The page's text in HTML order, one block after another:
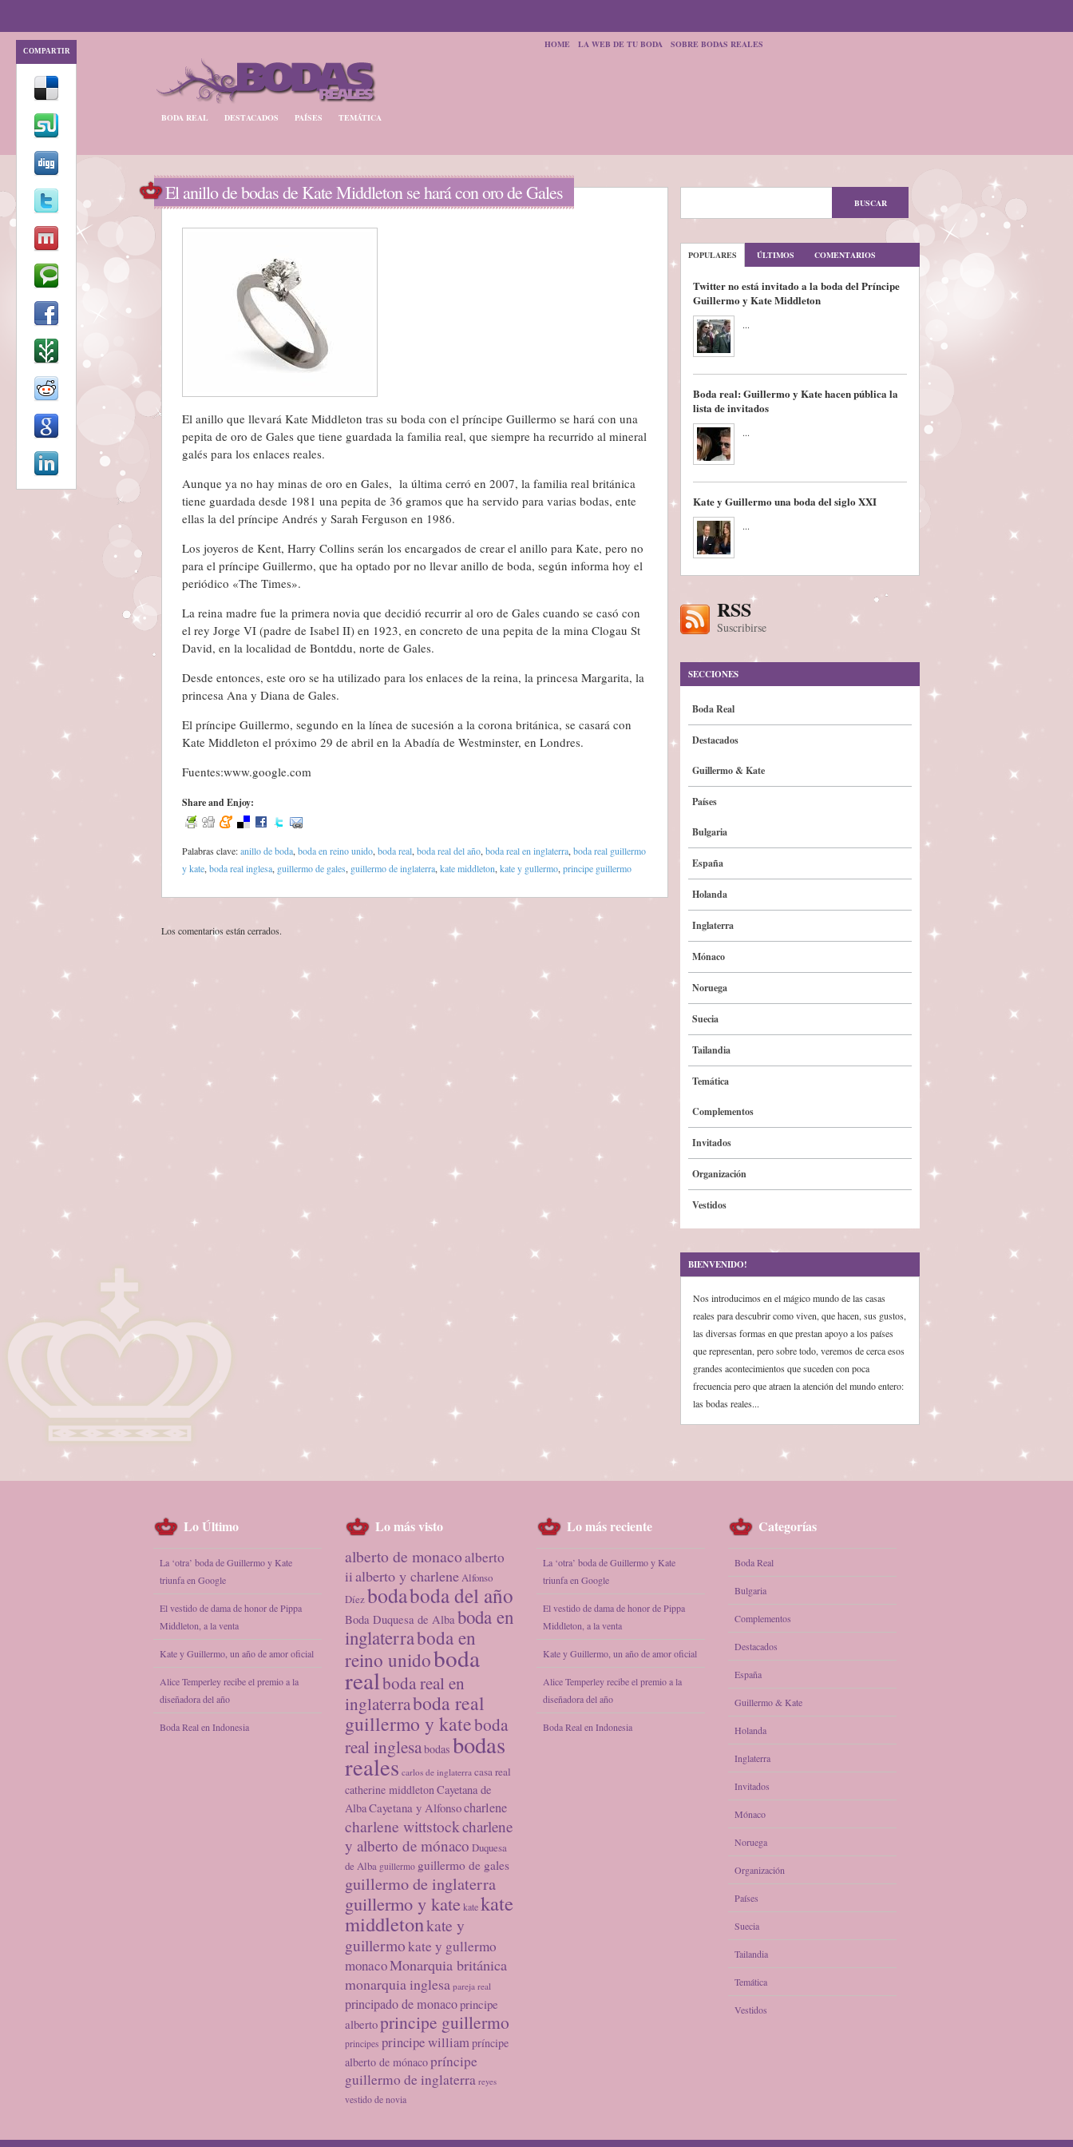
HOME LA WEB DE TU BODA SOBRE BODAS REALES
BODA REAL DESTACADOS PAÍSES TEMÁTICA
COMPARTIR
El anillo de bodas de Kate Middleton se hará con oro de Gales
El anillo que llevará Kate Middleton tras su boda con el príncipe Guillermo se hará con una
pepita de oro de Gales que tiene guardada la familia real, que siempre ha recurrido al mineral
galés para los enlaces reales.
Aunque ya no hay minas de oro en Gales, la última cerró en 2007, la familia real británica
tiene guardada desde 1981 una pepita de 36 gramos que ha servido para varias bodas, ente
ellas la del príncipe Andrés y Sarah Ferguson en 1986.
Los joyeros de Kent, Harry Collins serán los encargados de crear el anillo para Kate, pero no
para el príncipe Guillermo, que ha optado por no llevar anillo de boda, según informa hoy el
periódico «The Times».
La reina madre fue la primera novia que decidió recurrir al oro de Gales cuando se casó con
el rey Jorge VI (padre de Isabel II) en 1923, en concreto de una pepita de la mina Clogau St
David, en la localidad de Bontddu, norte de Gales.
Desde entonces, este oro se ha utilizado para los enlaces de la reina, la princesa Margarita, la
princesa Ana y Diana de Gales.
El príncipe Guillermo, segundo en la línea de sucesión a la corona británica, se casará con
Kate Middleton el próximo 29 de abril en la Abadía de Westminster, en Londres.
Fuentes:www.google.com
Share and Enjoy:
Palabras clave:anillo de boda, boda en reino unido, boda real, boda real del año, boda real en inglaterra, boda real guillermo
y kate, boda real inglesa, guillermo de gales, guillermo de inglaterra, kate middleton, kate y gullermo, principe guillermo
Los comentarios están cerrados.
POPULARES ÚLTIMOS COMENTARIOS
Twitter no está invitado a la boda del Príncipe
Guillermo y Kate Middleton
...
Boda real: Guillermo y Kate hacen pública la
lista de invitados
...
Kate y Guillermo una boda del siglo XXI
...
RSS
Suscribirse
SECCIONES
Boda Real
Destacados
Guillermo & Kate
Países
Bulgaria
España
Holanda
Inglaterra
Mónaco
Noruega
Suecia
Tailandia
Temática
Complementos
Invitados
Organización
Vestidos
BIENVENIDO!
Nos introducimos en el mágico mundo de las casas
reales para descubrir como viven, que hacen, sus gustos,
las diversas formas en que prestan apoyo a los países
que representan, pero sobre todo, veremos de cerca esos
grandes acontecimientos que suceden con poca
frecuencia pero que atraen la atención del mundo entero:
las bodas reales...
Lo Último
La ‘otra’ boda de Guillermo y Kate
triunfa en Google
El vestido de dama de honor de Pippa
Middleton, a la venta
Kate y Guillermo, un año de amor oficial
Alice Temperley recibe el premio a la
diseñadora del año
Boda Real en Indonesia
Lo más visto
alberto de monacoalberto
iialberto y charleneAlfonso
Díezbodaboda del año
Boda Duquesa de Alba boda en
inglaterraboda en
reino unidoboda
realboda real en
inglaterraboda real
guillermo y kateboda
real inglesabodas bodas
reales carlos de inglaterra casa real
catherine middletonCayetana de
AlbaCayetana y Alfonsocharlene
charlene wittstockcharlene
y alberto de mónaco Duquesa
de Alba guillermo guillermo de gales
guillermo de inglaterra
guillermo y katekatekate
middletonkate y
guillermokate y gullermo
monacoMonarquia británica
monarquia inglesa pareja real
principado de monacoprincipe
albertoprincipe guillermo
principes principe williampríncipe
alberto de mónacopríncipe
guillermo de inglaterra reyes
vestido de novia
Lo más reciente
La ‘otra’ boda de Guillermo y Kate
triunfa en Google
El vestido de dama de honor de Pippa
Middleton, a la venta
Kate y Guillermo, un año de amor oficial
Alice Temperley recibe el premio a la
diseñadora del año
Boda Real en Indonesia
Categorías
Boda Real
Bulgaria
Complementos
Destacados
España
Guillermo & Kate
Holanda
Inglaterra
Invitados
Mónaco
Noruega
Organización
Países
Suecia
Tailandia
Temática
Vestidos